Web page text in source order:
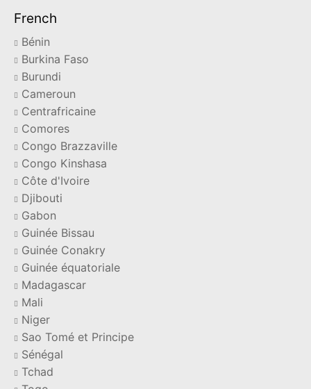
French
Bénin
Burkina Faso
Burundi
Cameroun
Centrafricaine
Comores
Congo Brazzaville
Congo Kinshasa
Côte d'Ivoire
Djibouti
Gabon
Guinée Bissau
Guinée Conakry
Guinée équatoriale
Madagascar
Mali
Niger
Sao Tomé et Principe
Sénégal
Tchad